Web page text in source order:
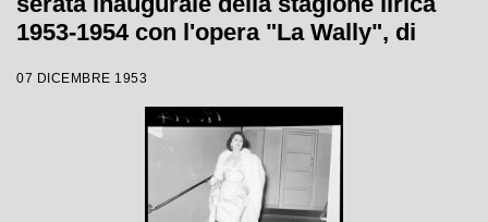
1953-1954 con l'opera "La Wally", di
Giulini, con la regia di Tatiana Pavlova
07 DICEMBRE 1953